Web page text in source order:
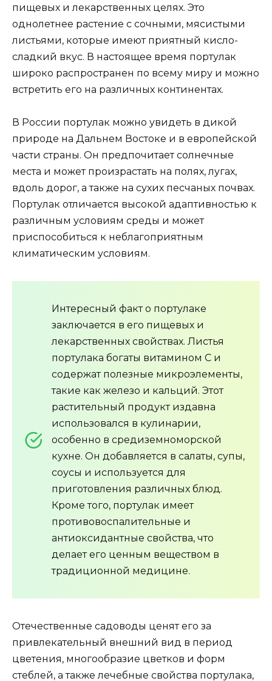
пищевых и лекарственных целях. Это
однолетнее растение с сочными, мясистыми
листьями, которые имеют приятный кисло-
сладкий вкус. В настоящее время портулак
широко распространен по всему миру и можно
встретить его на различных континентах.
В России портулак можно увидеть в дикой
природе на Дальнем Востоке и в европейской
части страны. Он предпочитает солнечные
места и может произрастать на полях, лугах,
вдоль дорог, а также на сухих песчаных почвах.
Портулак отличается высокой адаптивностью к
различным условиям среды и может
приспособиться к неблагоприятным
климатическим условиям.
Интересный факт о портулаке
заключается в его пищевых и
лекарственных свойствах. Листья
портулака богаты витамином С и
содержат полезные микроэлементы,
такие как железо и кальций. Этот
растительный продукт издавна
использовался в кулинарии,
особенно в средиземноморской
кухне. Он добавляется в салаты, супы,
соусы и используется для
приготовления различных блюд.
Кроме того, портулак имеет
противовоспалительные и
антиоксидантные свойства, что
делает его ценным веществом в
традиционной медицине.
Отечественные садоводы ценят его за
привлекательный внешний вид в период
цветения, многообразие цветков и форм
стеблей, а также лечебные свойства портулака,